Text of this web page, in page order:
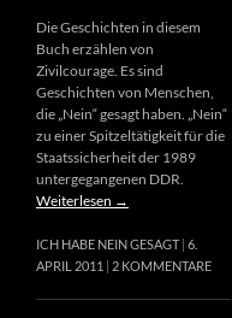
Die Geschichten in diesem
Buch erzählen von
Zivilcourage. Es sind
Geschichten von Menschen,
die „Nein“ gesagt haben. „Nein“
zu einer Spitzeltätigkeit für die
Staatssicherheit der 1989
untergegangenen DDR.
Weiterlesen →
ICH HABE NEIN GESAGT 6.
APRIL 2011
2 KOMMENTARE